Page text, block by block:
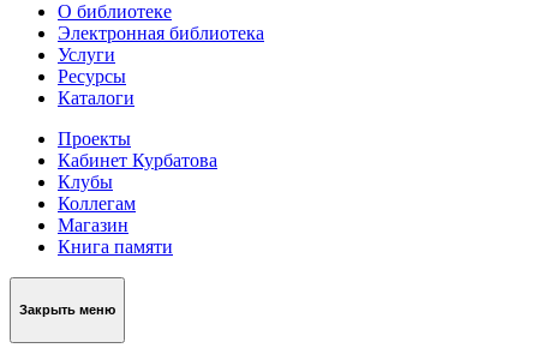
О библиотеке
Электронная библиотека
Услуги
Ресурсы
Каталоги
Проекты
Кабинет Курбатова
Клубы
Коллегам
Магазин
Книга памяти
Закрыть меню